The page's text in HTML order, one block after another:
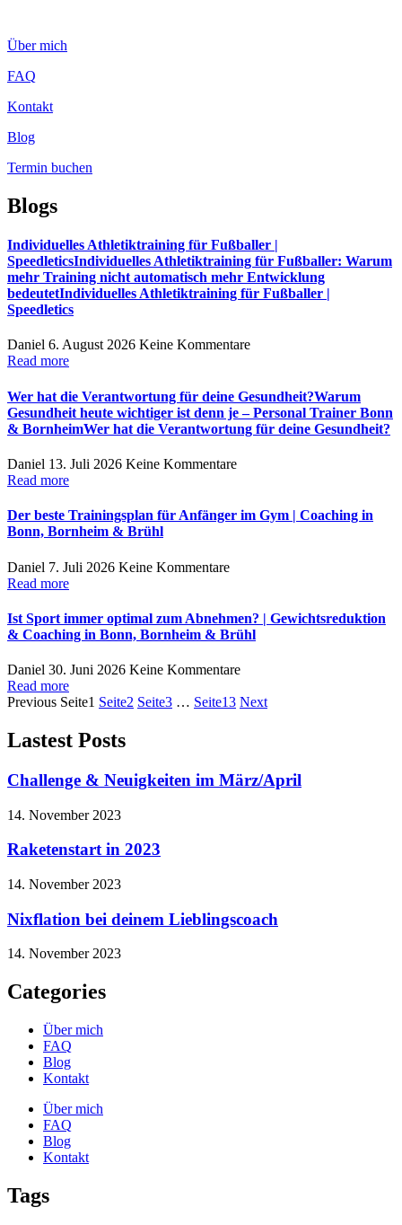
wechseln
Über mich
FAQ
Kontakt
Blog
Termin buchen
Blogs
Individuelles Athletiktraining für Fußballer |
SpeedleticsIndividuelles Athletiktraining für Fußballer: Warum
mehr Training nicht automatisch mehr Entwicklung
bedeutetIndividuelles Athletiktraining für Fußballer |
Speedletics
Daniel 6. August 2026 Keine Kommentare
Read more
Wer hat die Verantwortung für deine Gesundheit?Warum
Gesundheit heute wichtiger ist denn je – Personal Trainer Bonn
& BornheimWer hat die Verantwortung für deine Gesundheit?
Daniel 13. Juli 2026 Keine Kommentare
Read more
Der beste Trainingsplan für Anfänger im Gym | Coaching in
Bonn, Bornheim & Brühl
Daniel 7. Juli 2026 Keine Kommentare
Read more
Ist Sport immer optimal zum Abnehmen? | Gewichtsreduktion
& Coaching in Bonn, Bornheim & Brühl
Daniel 30. Juni 2026 Keine Kommentare
Read more
Previous Seite1 Seite2 Seite3 … Seite13 Next
Lastest Posts
Challenge & Neuigkeiten im März/April
14. November 2023
Raketenstart in 2023
14. November 2023
Nixflation bei deinem Lieblingscoach
14. November 2023
Categories
Über mich
FAQ
Blog
Kontakt
Über mich
FAQ
Blog
Kontakt
Tags